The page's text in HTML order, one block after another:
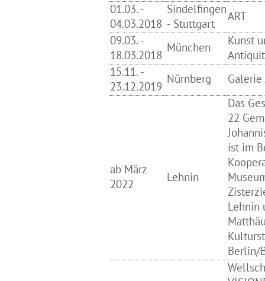
01.03. -
04.03.2018
Sindelfingen
- Stuttgart
ART
09.03. -
18.03.2018
München
Kunst
15.11. -
23.12.2019
Nürnberg Galerie
ab März
2022
Lehnin
Das
22
ist im
Lehnin
Berlin/